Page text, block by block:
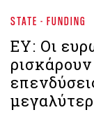
STATE - FUNDING
EY: Οι